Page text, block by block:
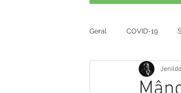
Geral COVID-19
Gestão e Finanças